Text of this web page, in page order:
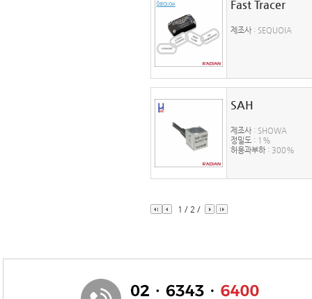
Fast Tracer
제조사 : SEQUOIA
SAH
제조사 : SHOWA
정밀도 : 1%
허용과부하 : 300%
1 / 2 /